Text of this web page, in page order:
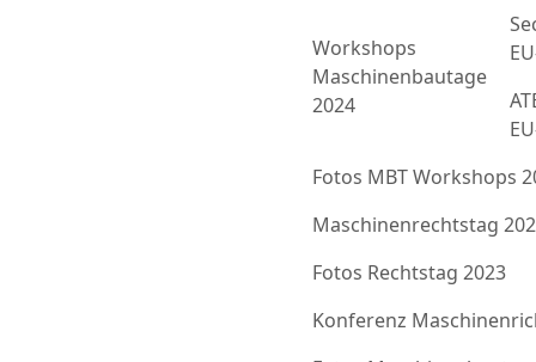
Workshops
Maschinenbautage
2024
Fotos MBT Workshops
Maschinenrechtstag
Fotos Rechtstag 2023
Konferenz